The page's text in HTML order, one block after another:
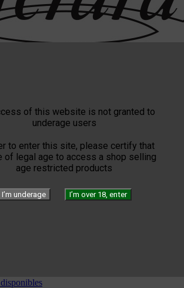
of this website is not granted to
underage users
to enter this site, please certify that
of legal age to access a shop selling
age restricted products
I’m underage I’m over 18, enter